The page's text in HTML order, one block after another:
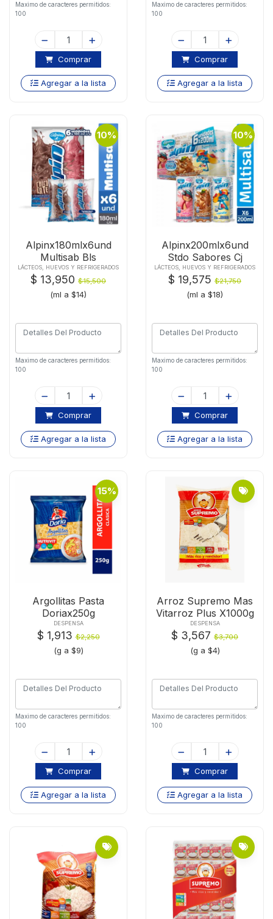
Maximo de caracteres permitidos:
100
Comprar
Agregar a la lista
Maximo de caracteres permitidos:
100
Comprar
Agregar a la lista
10%
Alpinx180mlx6und
Multisab Bls
LÁCTEOS, HUEVOS Y REFRIGERADOS
$ 13,950 $15,500
(ml a $14)
Maximo de caracteres permitidos:
100
Comprar
Agregar a la lista
10%
Alpinx200mlx6und
Stdo Sabores Cj
LÁCTEOS, HUEVOS Y REFRIGERADOS
$ 19,575 $21,750
(ml a $18)
Maximo de caracteres permitidos:
100
Comprar
Agregar a la lista
15%
Argollitas Pasta
Doriax250g
DESPENSA
$ 1,913$2,250
(g a $9)
Maximo de caracteres permitidos:
100
Comprar
Agregar a la lista
Arroz Supremo Mas
Vitarroz Plus X1000g
DESPENSA
$ 3,567 $3,700
(g a $4)
Maximo de caracteres permitidos:
100
Comprar
Agregar a la lista